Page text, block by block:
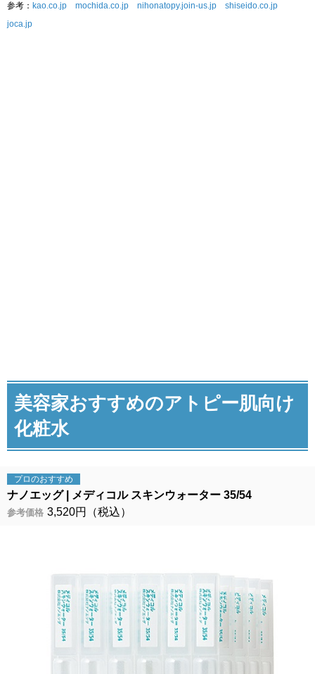
参考： kao.co.jp mochida.co.jp nihonatopy.join-us.jp shiseido.co.jp
joca.jp
美容家おすすめのアトピー肌向け
化粧水
プロのおすすめ
ナノエッグ メディコル スキンウォーター 35/54
参考価格 3,520円（税込）